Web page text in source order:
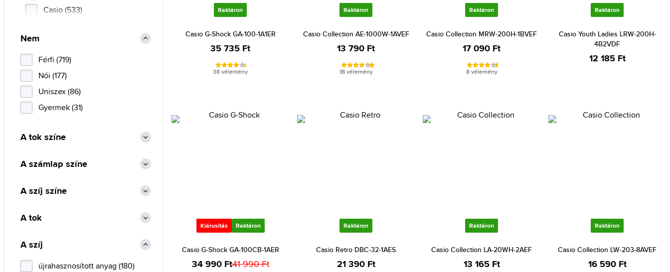
Raktáron
Casio G-Shock GA-100-1A1ER
35 735 Ft
38 vélemény
Raktáron
Casio Collection AE-1000W-1AVEF
13 790 Ft
18 vélemény
Raktáron
Casio Collection MRW-200H-1BVEF
17 090 Ft
8 vélemény
Raktáron
Casio Youth Ladies LRW-200H-
4B2VDF
12 185 Ft
Kiárusítás Raktáron
Casio G-Shock GA-100CB-1AER
34 990 Ft41 990 Ft
Raktáron
Casio Retro DBC-32-1AES
21 390 Ft
Raktáron
Casio Collection LA-20WH-2AEF
13 165 Ft
Raktáron
Casio Collection LW-203-8AVEF
16 590 Ft
Casio (533)
Citizen (28)
Daniel Klein (13)
Daniel Wellington (4)
Diesel (4)
Festina (4)
Gant (3)
Guess (58)
JVD (1)
Nem
Férfi (719)
Női (177)
Uniszex (86)
Gyermek (31)
A tok színe
A számlap színe
A szíj színe
A tok
A szíj
újrahasznosított anyag (180)